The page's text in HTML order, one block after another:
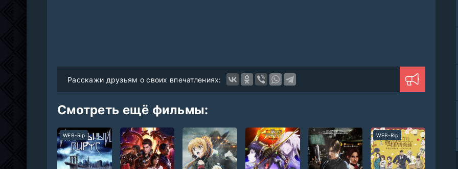
Расскажи друзьям о своих впечатлениях:
Смотреть ещё фильмы:
WEB-Rip WEB-Rip